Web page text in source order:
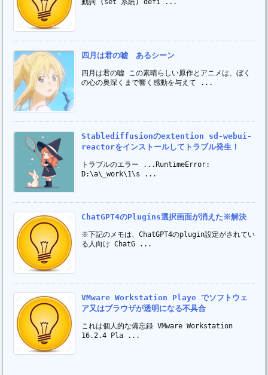
四月は君の嘘 あるシーン
四月は君の嘘 この素晴らしい原作とアニメは、ぼく
の心の奥深くまで響く感動を与えて ...
Stablediffusionのextention sd-webui-
reactorをインストールしてトラブル発生！
トラブルのエラー ...RuntimeError:
D:\a\_work\1\s ...
ChatGPT4のPlugins選択画面が消えた※解決
※下記のメモは、ChatGPT4のplugin設定がされてい
る人向け ChatG ...
VMware Workstation Playe でソフトウェ
ア又はブラウザが透明になる不具合
これは個人的な備忘録 VMware Workstation
16.2.4 Pla ...